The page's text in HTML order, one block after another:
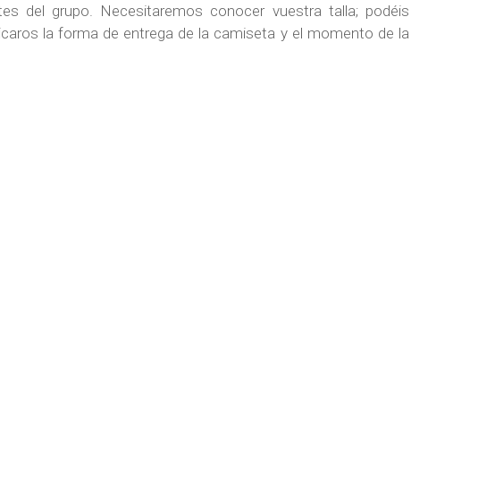
del grupo. Necesitaremos conocer vuestra talla; podéis
la forma de entrega de la camiseta y el momento de la